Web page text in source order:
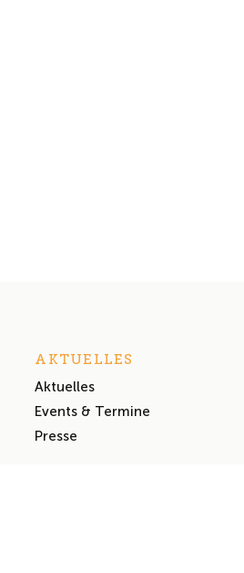
AKTUELLES
Aktuelles
Events & Termine
Presse